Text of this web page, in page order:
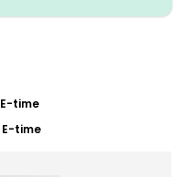
E-time
E-time